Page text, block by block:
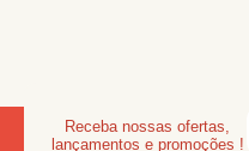
Receba nossas ofertas,
lançamentos e promoções !